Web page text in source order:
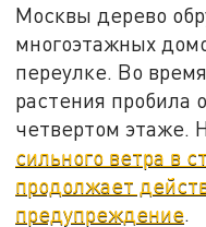
Москвы дерево
многоэтажных
переулке. Во
растения пробила
четвертом этаже.
сильного ветра в
продолжает
предупреждение.